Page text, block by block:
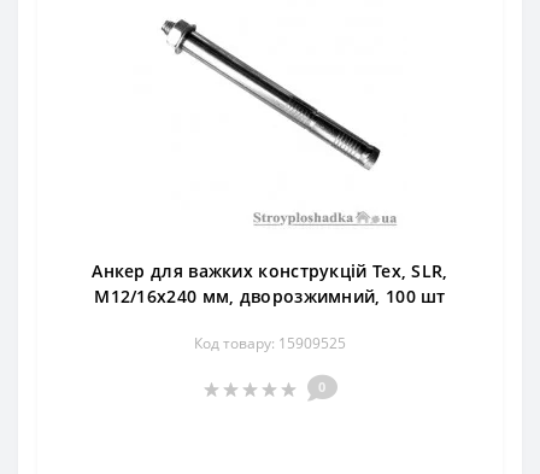
Анкер для важких конструкцій Тех, SLR,
М12/16х240 мм, дворозжимний, 100 шт
Код товару: 15909525
0